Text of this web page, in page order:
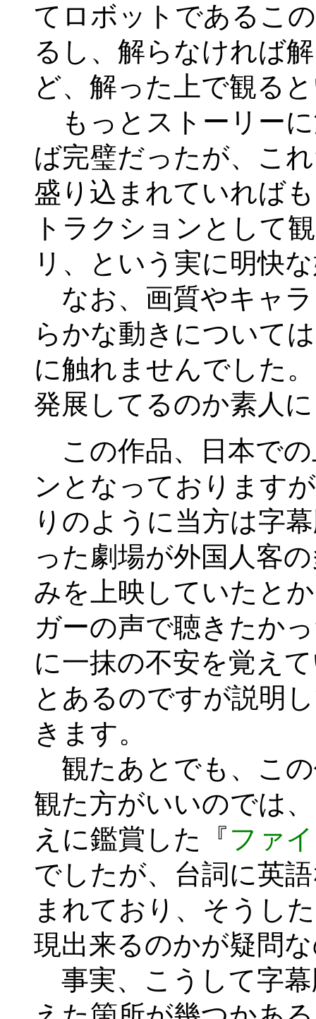
てロボットであるこ
るし、解らなければ
ど、解った上で観る
もっとストーリー
ば完璧だったが、こ
盛り込まれていれば
トラクションとして
リ、という実に明快
なお、画質やキャ
らかな動きについて
に触れませんでした
発展してるのか素人
この作品、日本で
ンとなっております
りのように当方は字
った劇場が外国人客
みを上映していたと
ガーの声で聴きたか
に一抹の不安を覚え
とあるのですが説明
きます。
観たあとでも、こ
観た方がいいのでは
えに鑑賞した『ファ
でしたが、台詞に英
まれており、そうし
現出来るのかが疑問
事実、こうして字